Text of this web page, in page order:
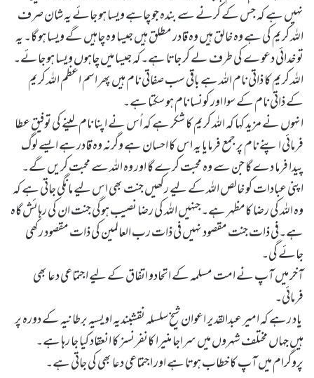
نہیں ہے کہ جس کے کرنے سے بندہ جو چاہے ویسا ہو جائے یہ شان صرف
اللہ کریم کی ہے وہ خالق ہیں وہ قادر مطلق ہیں جیسا وہ چاہیں گے ویسا ہو گا۔ یہ
تو خدائی دعوے کی طرف لے کر جاتا ہے۔کہ جیسا میں چاہوں ویسا ہو جائے۔
اللہ کریم کا ذاتی نام اللہ ہے باقی سب صفاتی نام ہیں پھر اسم اعظم اللہ کریم
کے ذاتی نام کے سوا اور کونسا نام ہو سکتا ہے۔
انہوں نے مزید کہا کہ اللہ کریم کا شکر ہے کہ اُس نے اپنا نام لینے کی توفیق عطا
فرمائی اپنے نام پر جمع فرمایا یہ اس کا احسان ہے وگرنہ وہ قادرہے ایسے لوگ
پیدا فرما دے گا جن سے وہ محبت کرے گا اور وہ اللہ سے محبت کریں گے۔
اپنی عبادات کو خالص اللہ کے لیے رکھیں جنت بھی اس لیے مانگی جاتی ہے کہ
وہ اللہ کی رضا کامظہر ہے۔جنہیں اللہ کی رضا نصیب ہوگی جنت ان کی رہائش گاہ
ہے۔فی ذات جنت مقصود نہیں فی ذات رب العالمین کی ذات مقصود رکھی
جائے گی۔
آخر میں آپ نے امت مسلمہ کے اتحادو اتفاق کے لیے اجتماعی دعا بھی
فرمائی۔
یاد رہے کہ امیر عبدالقدیر اعوان شیخ سلسلہ نقشبندیہ اویسیہ برطانیہ کے دورہ پر
ہیں جہاں مختلف شہروں میں سراجا منیرا کانفرنسز کا انعقاد کیا جا رہا ہے۔
پروگرام میں آپ کا خطاب ہوتا ہے اور اجتماعی دعا بھی کی جاتی ہے۔